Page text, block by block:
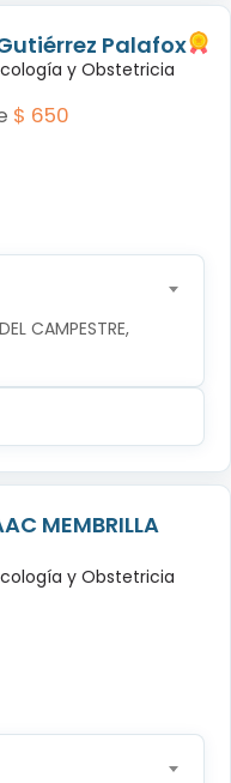
Palafox
y Obstetricia
$ 650
CAMPESTRE,
MEMBRILLA
y Obstetricia